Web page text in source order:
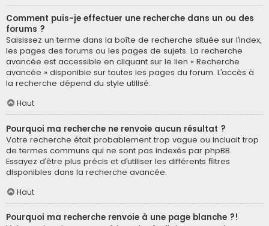
Comment puis-je effectuer une recherche dans un ou des
forums ?
Saisissez un terme dans la boîte de recherche située sur l’index,
les pages des forums ou les pages de sujets. La recherche
avancée est accessible en cliquant sur le lien « Recherche
avancée » disponible sur toutes les pages du forum. L’accès à
la recherche dépend du style utilisé.
Haut
Pourquoi ma recherche ne renvoie aucun résultat ?
Votre recherche était probablement trop vague ou incluait trop
de termes communs qui ne sont pas indexés par phpBB.
Essayez d’être plus précis et d’utiliser les différents filtres
disponibles dans la recherche avancée.
Haut
Pourquoi ma recherche renvoie à une page blanche ?!